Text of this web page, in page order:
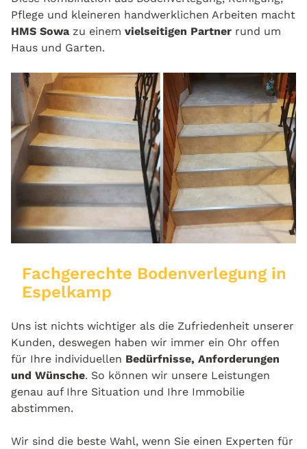
Pflege und kleineren handwerklichen Arbeiten macht
HMS Sowa zu einem vielseitigen Partner rund um
Haus und Garten.
Fachgerechte Bodenverlegung in
Espelkamp
Uns ist nichts wichtiger als die Zufriedenheit unserer
Kunden, deswegen haben wir immer ein Ohr offen
für Ihre individuellen Bedürfnisse, Anforderungen
und Wünsche. So können wir unsere Leistungen
genau auf Ihre Situation und Ihre Immobilie
abstimmen.
Wir sind die beste Wahl, wenn Sie einen Experten für